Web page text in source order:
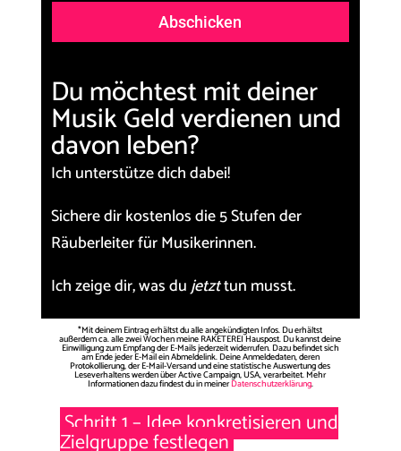
Abschicken
Du möchtest mit deiner
Musik Geld verdienen und
davon leben?
Ich unterstütze dich dabei!
Sichere dir kostenlos die5 Stufen der
Räuberleiter für Musikerinnen.
Ich zeige dir, was dujetzttun musst.
*Mit deinem Eintrag erhältst du alle angekündigten Infos. Du erhältst
außerdem ca. alle zwei Wochen meine RAKETEREI Hauspost. Du kannst deine
Einwilligung zum Empfang der E-Mails jederzeit widerrufen. Dazu befindet sich
am Ende jeder E-Mail ein Abmeldelink. Deine Anmeldedaten, deren
Protokollierung, der E-Mail-Versand und eine statistische Auswertung des
Leseverhaltens werden über Active Campaign, USA, verarbeitet. Mehr
Informationen dazu findest du in meinerDatenschutzerklärung.
Schritt 1 – Idee konkretisieren und
Zielgruppe festlegen